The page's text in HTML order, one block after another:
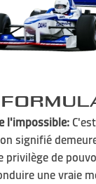
l'impossible:
signifié
privilège de
une vraie